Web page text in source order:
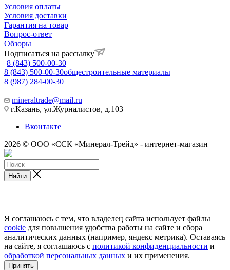
Условия оплаты
Условия доставки
Гарантия на товар
Вопрос-ответ
Обзоры
Подписаться на рассылку
8 (843) 500-00-30
8 (843) 500-00-30общестроительные материалы
8 (987) 284-00-30
mineraltrade@mail.ru
г.Казань, ул.Журналистов, д.103
Вконтакте
2026 © ООО «ССК «Минерал-Трейд» - интернет-магазин
Найти
Я соглашаюсь с тем, что владелец сайта использует файлы
cookie для повышения удобства работы на сайте и сбора
аналитических данных (например, яндекс метрика). Оставаясь
на сайте, я соглашаюсь с политикой конфиденциальности и
обработкой персональных данных и их применения.
Принять